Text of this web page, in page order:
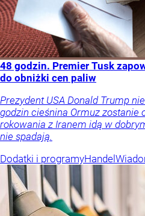
48 godzin. Premier Tusk
do obniżki cen paliw
Prezydent USA Donald Trump
godzin cieśnina Ormuz zostanie
rokowania z Iranem idą w
nie spadają.
Dodatki i programyHandel